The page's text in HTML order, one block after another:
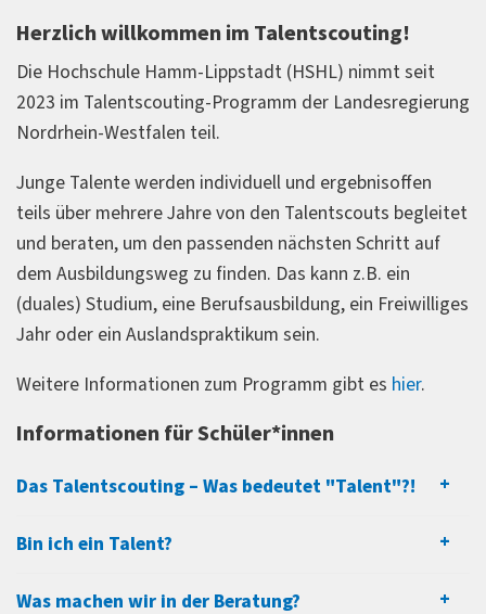
Herzlich willkommen im Talentscouting!
Die Hochschule Hamm-Lippstadt (HSHL) nimmt seit
2023 im Talentscouting-Programm der Landesregierung
Nordrhein-Westfalen teil.
Junge Talente werden individuell und ergebnisoffen
teils über mehrere Jahre von den Talentscouts begleitet
und beraten, um den passenden nächsten Schritt auf
dem Ausbildungsweg zu finden. Das kann z.B. ein
(duales) Studium, eine Berufsausbildung, ein Freiwilliges
Jahr oder ein Auslandspraktikum sein.
Weitere Informationen zum Programm gibt es hier.
Informationen für Schüler*innen
Das Talentscouting – Was bedeutet "Talent"?!
Bin ich ein Talent?
Was machen wir in der Beratung?